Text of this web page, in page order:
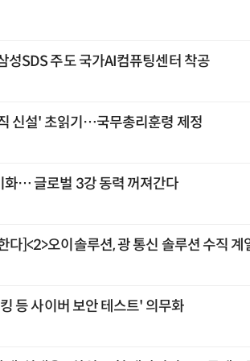
SDS 주도 국가AI컴퓨팅센터 착공
신설' 초읽기…국무총리훈령 제정
화… 글로벌 3강 동력 꺼져간다
다]<2>오이솔루션, 광 통신 솔루션 수직
등 사이버 보안 테스트' 의무화